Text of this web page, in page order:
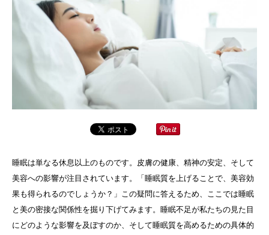
睡眠は単なる休息以上のものです。皮膚の健康、精神の安定、そして
美容への影響が注目されています。「睡眠質を上げることで、美容効
果も得られるのでしょうか？」この疑問に答えるため、ここでは睡眠
と美の密接な関係性を掘り下げてみます。睡眠不足が私たちの見た目
にどのような影響を及ぼすのか、そして睡眠質を高めるための具体的